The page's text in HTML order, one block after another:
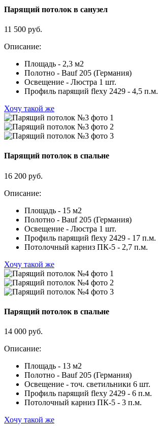
Парящий потолок в санузел
11 500 руб.
Описание:
Площадь - 2,3 м2
Полотно - Bauf 205 (Германия)
Освещение - Люстра 1 шт.
Профиль парящий flexy 2429 - 4,5 п.м.
Хочу такой же
Парящий потолок в спальне
16 200 руб.
Описание:
Площадь - 15 м2
Полотно - Bauf 205 (Германия)
Освещение - Люстра 1 шт.
Профиль парящий flexy 2429 - 17 п.м.
Потолочный карниз ПК-5 - 2,7 п.м.
Хочу такой же
Парящий потолок в спальне
14 000 руб.
Описание:
Площадь - 13 м2
Полотно - Bauf 205 (Германия)
Освещение - точ. светильники 6 шт.
Профиль парящий flexy 2429 - 6 п.м.
Потолочный карниз ПК-5 - 3 п.м.
Хочу такой же